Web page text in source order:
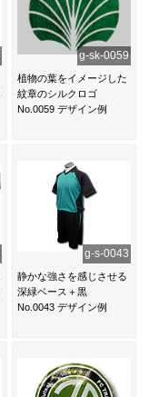
g-sk-0059
植物の葉をイメージした
紋章のシルクロゴ
No.0059 デザイン例
g-s-0043
静かな強さを感じさせる
深緑ベース＋黒
No.0043 デザイン例